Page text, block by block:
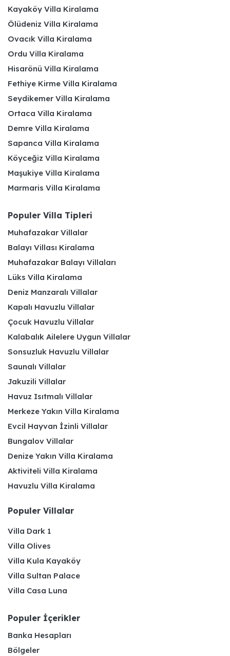
Kayaköy Villa Kiralama
Ölüdeniz Villa Kiralama
Ovacık Villa Kiralama
Ordu Villa Kiralama
Hisarönü Villa Kiralama
Fethiye Kirme Villa Kiralama
Seydikemer Villa Kiralama
Ortaca Villa Kiralama
Demre Villa Kiralama
Sapanca Villa Kiralama
Köyceğiz Villa Kiralama
Maşukiye Villa Kiralama
Marmaris Villa Kiralama
Populer Villa Tipleri
Muhafazakar Villalar
Balayı Villası Kiralama
Muhafazakar Balayı Villaları
Lüks Villa Kiralama
Deniz Manzaralı Villalar
Kapalı Havuzlu Villalar
Çocuk Havuzlu Villalar
Kalabalık Ailelere Uygun Villalar
Sonsuzluk Havuzlu Villalar
Saunalı Villalar
Jakuzili Villalar
Havuz Isıtmalı Villalar
Merkeze Yakın Villa Kiralama
Evcil Hayvan İzinli Villalar
Bungalov Villalar
Denize Yakın Villa Kiralama
Aktiviteli Villa Kiralama
Havuzlu Villa Kiralama
Populer Villalar
Villa Dark 1
Villa Olives
Villa Kula Kayaköy
Villa Sultan Palace
Villa Casa Luna
Populer İçerikler
Banka Hesapları
Bölgeler